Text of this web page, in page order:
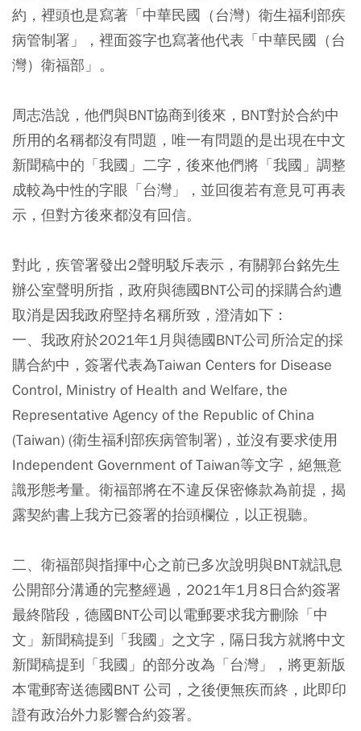
約，裡頭也是寫著「中華民國（台灣）衛生福利部疾
病管制署」，裡面簽字也寫著他代表「中華民國（台
灣）衛福部」。
周志浩說，他們與BNT協商到後來，BNT對於合約中
所用的名稱都沒有問題，唯一有問題的是出現在中文
新聞稿中的「我國」二字，後來他們將「我國」調整
成較為中性的字眼「台灣」，並回復若有意見可再表
示，但對方後來都沒有回信。
對此，疾管署發出2聲明駁斥表示，有關郭台銘先生
辦公室聲明所指，政府與德國BNT公司的採購合約遭
取消是因我政府堅持名稱所致，澄清如下：
一、我政府於2021年1月與德國BNT公司所洽定的採
購合約中，簽署代表為Taiwan Centers for Disease
Control, Ministry of Health and Welfare, the
Representative Agency of the Republic of China
(Taiwan) (衛生福利部疾病管制署)，並沒有要求使用
Independent Government of Taiwan等文字，絕無意
識形態考量。衛福部將在不違反保密條款為前提，揭
露契約書上我方已簽署的抬頭欄位，以正視聽。
二、衛福部與指揮中心之前已多次說明與BNT就訊息
公開部分溝通的完整經過，2021年1月8日合約簽署
最終階段，德國BNT公司以電郵要求我方刪除「中
文」新聞稿提到「我國」之文字，隔日我方就將中文
新聞稿提到「我國」的部分改為「台灣」，將更新版
本電郵寄送德國BNT 公司，之後便無疾而終，此即印
證有政治外力影響合約簽署。